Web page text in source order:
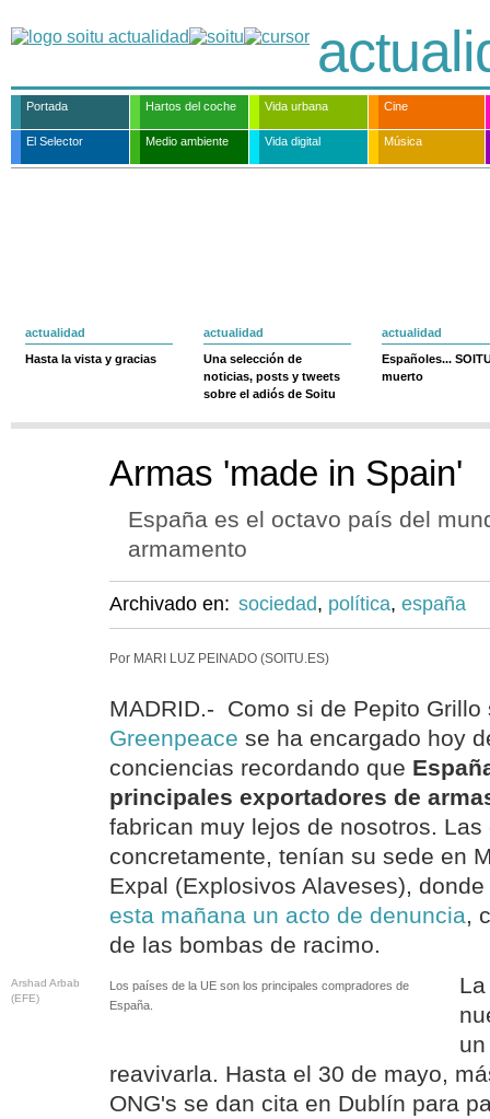
Portada Hartos del coche Vida urbana Cine
El Selector Medio ambiente Vida digital Música
actualidad
Hasta la vista y gracias
actualidad
Una selección de
noticias, posts y tweets
sobre el adiós de Soitu
actualidad
Españoles...
muerto
Armas 'made in Spain'
España es el octavo país del
armamento
Archivado en: sociedad, política, españa
Por MARI LUZ PEINADO (SOITU.ES)
MADRID.- Como si de Pepito Grillo
Greenpeace se ha encargado hoy
conciencias recordando que
principales exportadores de
fabrican muy lejos de nosotros. Las
concretamente, tenían su sede en
Expal (Explosivos Alaveses),
esta mañana un acto de denuncia,
de las bombas de racimo.
Arshad Arbab
(EFE)
Los países de la UE son los principales compradores de
España.
reavivarla. Hasta el 30 de mayo,
ONG's se dan cita en Dublín para